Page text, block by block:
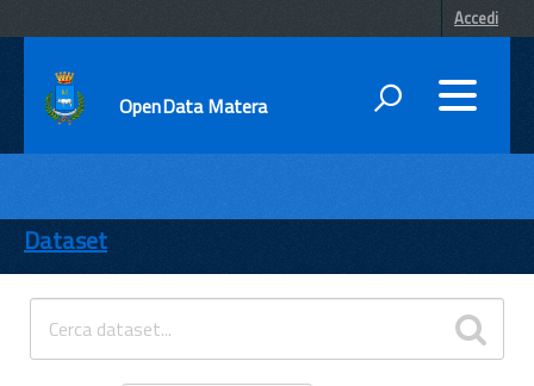
Accedi
OpenData Matera
ENTI
TEMI
INFORMAZIONI
Dataset